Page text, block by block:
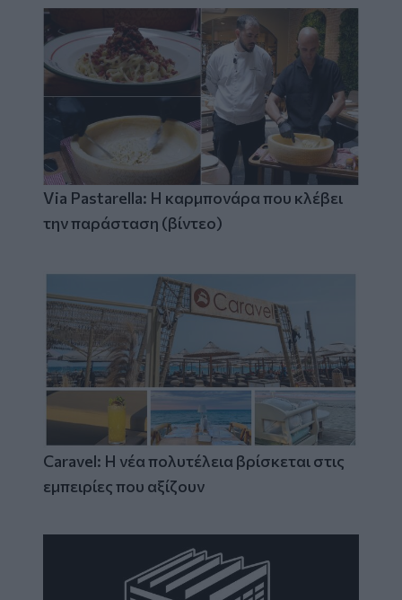
Via Pastarella: Η καρμπονάρα που κλέβει
την παράσταση (βίντεο)
Caravel: Η νέα πολυτέλεια βρίσκεται στις
εμπειρίες που αξίζουν